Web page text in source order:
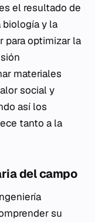
el resultado de
biología y la
para optimizar la
materiales
social y
así los
tanto a la
del campo
su